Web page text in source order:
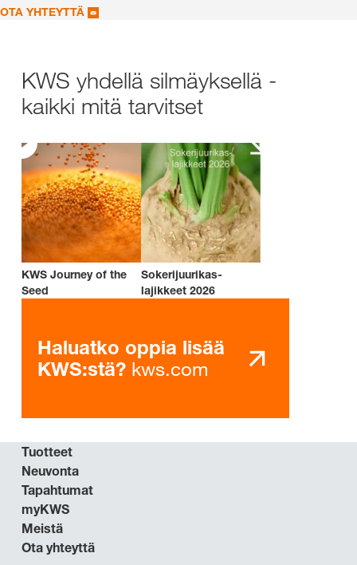
OTA YHTEYTTÄ
KWS yhdellä silmäyksellä -
kaikki mitä tarvitset
KWS Journey of the
Seed
Sokerijuurikas-
lajikkeet 2026
Haluatko oppia lisää
KWS:stä? kws.com
Tuotteet
Neuvonta
Tapahtumat
myKWS
Meistä
Ota yhteyttä